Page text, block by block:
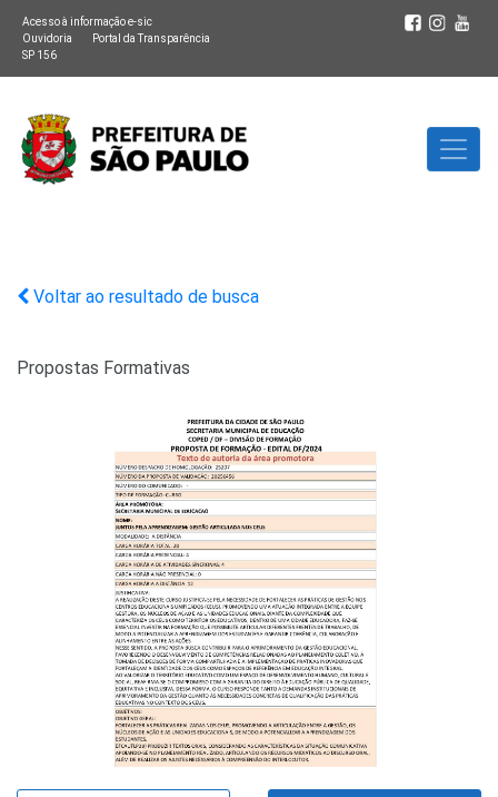
Acesso à informação e-sic
Ouvidoria
Portal da Transparência
SP 156
Voltar ao resultado de busca
Propostas Formativas